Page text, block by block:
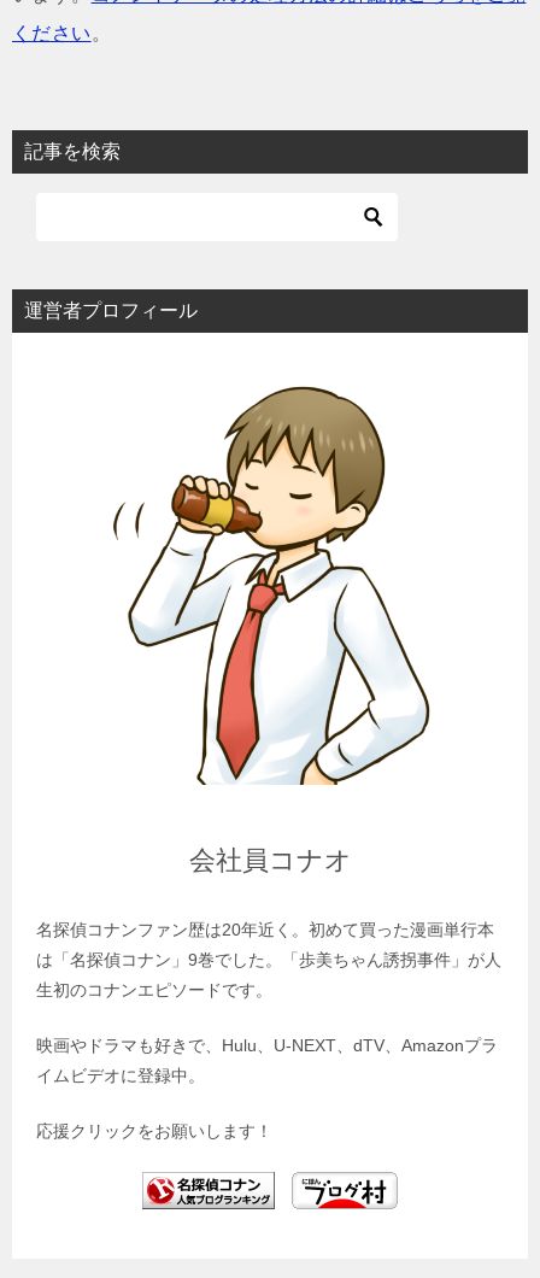
ください 。
記事を検索
運営者プロフィール
会社員コナオ
名探偵コナンファン歴は20年近く。初めて買った漫画単行本
は「名探偵コナン」9巻でした。「歩美ちゃん誘拐事件」が人
生初のコナンエピソードです。
映画やドラマも好きで、Hulu、U-NEXT、dTV、Amazonプラ
イムビデオに登録中。
応援クリックをお願いします！